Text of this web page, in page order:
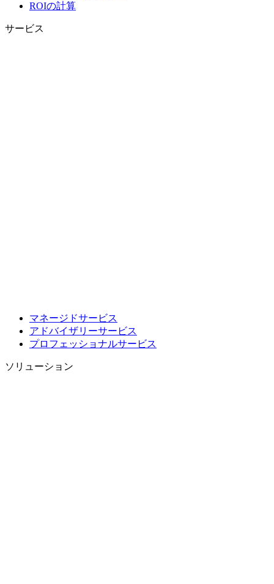
ROIの計算
サービス
マネージドサービス
アドバイザリーサービス
プロフェッショナルサービス
ソリューション